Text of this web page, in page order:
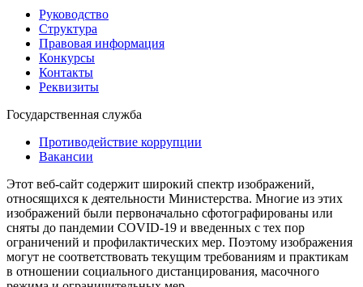
Руководство
Структура
Правовая информация
Конкурсы
Контакты
Реквизиты
Государственная служба
Противодействие коррупции
Вакансии
Этот веб-сайт содержит широкий спектр изображений,
относящихся к деятельности Министерства. Многие из этих
изображений были первоначально сфотографированы или
сняты до пандемии COVID-19 и введенных с тех пор
ограничений и профилактических мер. Поэтому изображения
могут не соответствовать текущим требованиям и практикам
в отношении социального дистанцирования, масочного